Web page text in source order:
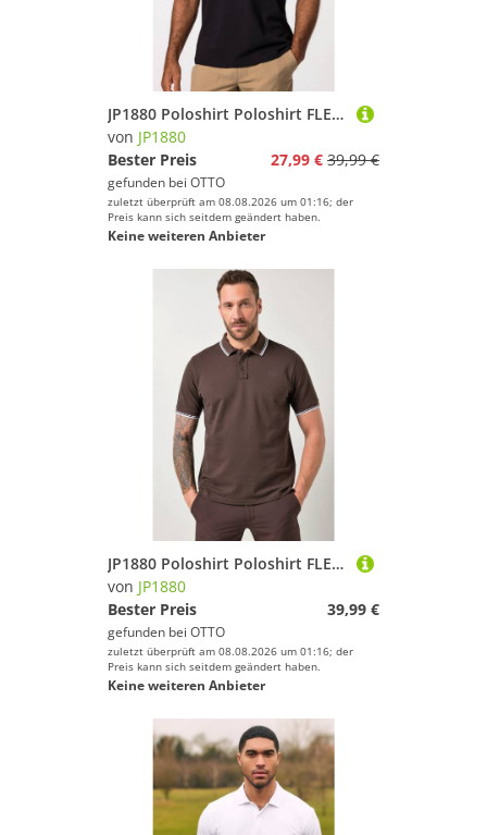
JP1880 Poloshirt Poloshirt FLEXNAMIC® Golf Piqué Halbarm
von JP1880
Bester Preis
27,99 € 39,99 €
gefunden bei OTTO
zuletzt überprüft am 08.08.2026 um 01:16; der
Preis kann sich seitdem geändert haben.
Keine weiteren Anbieter
JP1880 Poloshirt Poloshirt FLEXNAMIC® Golf Halbarm QuickDry Piqué
von JP1880
Bester Preis
39,99 €
gefunden bei OTTO
zuletzt überprüft am 08.08.2026 um 01:16; der
Preis kann sich seitdem geändert haben.
Keine weiteren Anbieter